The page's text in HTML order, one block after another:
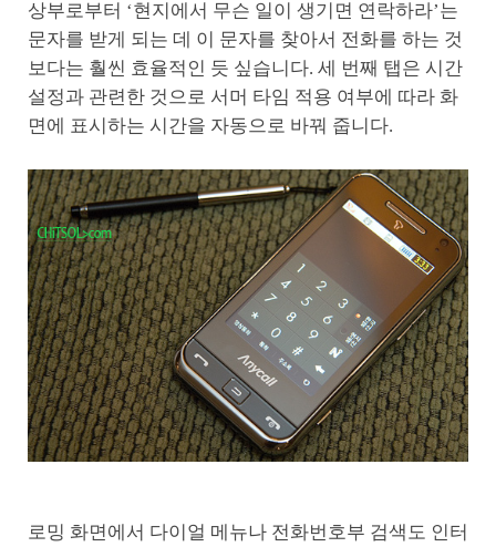
상부로부터 ‘현지에서 무슨 일이 생기면 연락하라’는
문자를 받게 되는 데 이 문자를 찾아서 전화를 하는 것
보다는 훨씬 효율적인 듯 싶습니다. 세 번째 탭은 시간
설정과 관련한 것으로 서머 타임 적용 여부에 따라 화
면에 표시하는 시간을 자동으로 바꿔 줍니다.
로밍 화면에서 다이얼 메뉴나 전화번호부 검색도 인터